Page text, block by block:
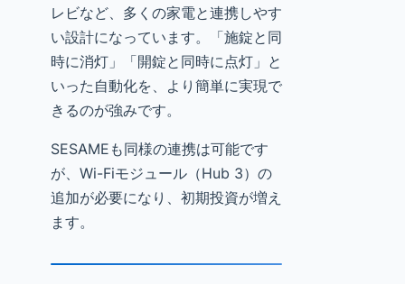
レビなど、多くの家電と連携しやす
い設計になっています。「施錠と同
時に消灯」「開錠と同時に点灯」と
いった自動化を、より簡単に実現で
きるのが強みです。
SESAMEも同様の連携は可能です
が、Wi-Fiモジュール（Hub 3）の
追加が必要になり、初期投資が増え
ます。